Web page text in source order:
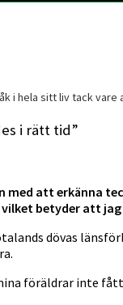
i hela sitt liv tack
i rätt tid”
med att erkänna
betyder att
dövas
föräldrar inte